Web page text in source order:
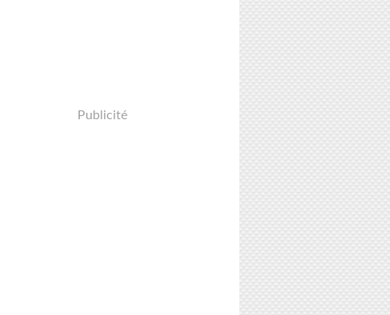
Publicité